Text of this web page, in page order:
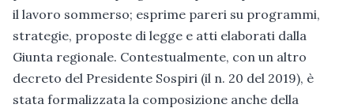
il lavoro sommerso; esprime pareri su programmi,
strategie, proposte di legge e atti elaborati dalla
Giunta regionale. Contestualmente, con un altro
decreto del Presidente Sospiri (il n. 20 del 2019), è
stata formalizzata la composizione anche della